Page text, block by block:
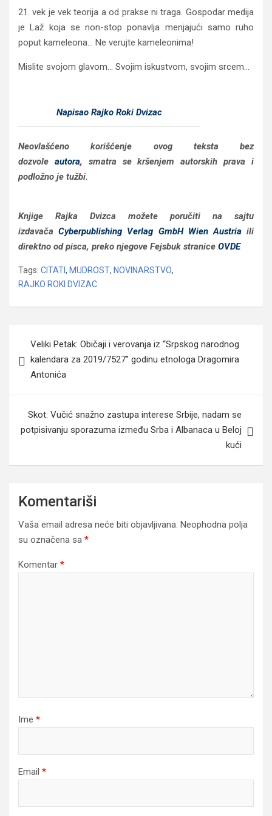
21. vek je vek teorija a od prakse ni traga. Gospodar medija
je Laž koja se non-stop ponavlja menjajući samo ruho
poput kameleona… Ne verujte kameleonima!
Mislite svojom glavom… Svojim iskustvom, svojim srcem…
Napisao Rajko Roki Dvizac
Neovlašćeno korišćenje ovog teksta bez
dozvole autora, smatra se kršenjem autorskih prava i
podložno je tužbi.
Knjige Rajka Dvizca možete poručiti na sajtu
izdavačaCyberpublishing Verlag GmbH Wien Austriaili
direktno od pisca, preko njegove Fejsbuk stranice OVDE
Tags: CITATI, MUDROST, NOVINARSTVO,
RAJKO ROKI DVIZAC
članaka
Veliki Petak: Običaji i verovanja iz “Srpskog narodnog
kalendara za 2019/7527” godinu etnologa Dragomira
Antonića
Skot: Vučić snažno zastupa interese Srbije, nadam se
potpisivanju sporazuma između Srba i Albanaca u Beloj
kući
Komentariši
Vaša email adresa neće biti objavljivana. Neophodna polja
su označena sa *
Komentar *
Ime *
Email *